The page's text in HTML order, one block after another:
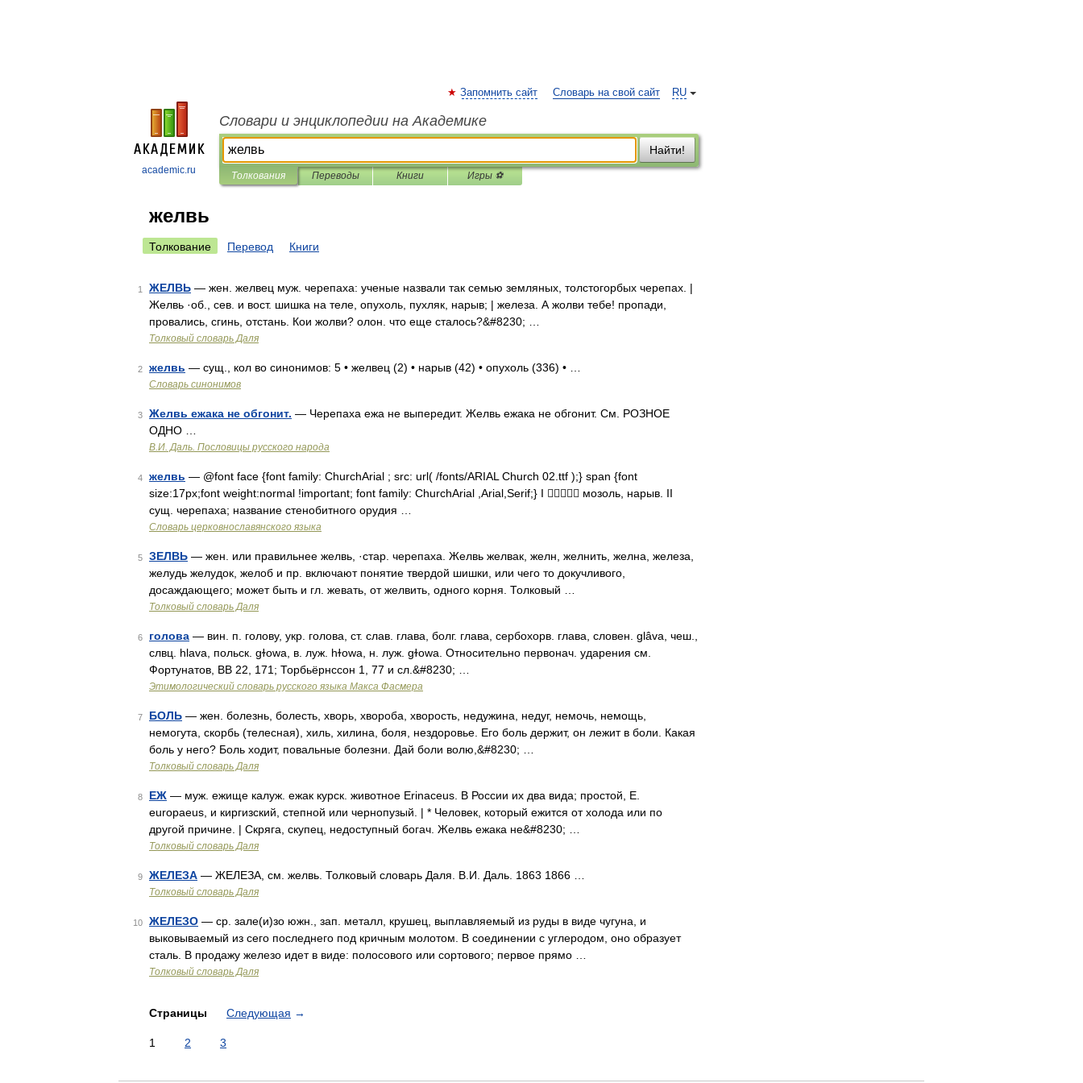
academic.ru
RU
Запомнить сайт Словарь на свой сайт
Словари и энциклопедии на Академике
Найти!
Толкования Переводы Книги Игры ⚽
желвь
Толкование Перевод Книги
1 ЖЕЛВЬ — жен. желвец муж. черепаха: ученые назвали так семью земляных, толстогорбых черепах. |
Желвь ·об., сев. и вост. шишка на теле, опухоль, пухляк, нарыв; | железа. А жолви тебе! пропади,
провались, сгинь, отстань. Кои жолви? олон. что еще сталось?&#8230; …
Толковый словарь Даля
2 желвь — сущ., кол во синонимов: 5 • желвец (2) • нарыв (42) • опухоль (336) • …
Словарь синонимов
3 Желвь ежака не обгонит. — Черепаха ежа не выпередит. Желвь ежака не обгонит. См. РОЗНОЕ
ОДНО …
В.И. Даль. Пословицы русского народа
4 желвь — @font face {font family: ChurchArial ; src: url( /fonts/ARIAL Church 02.ttf );} span {font
size:17px;font weight:normal !important; font family: ChurchArial ,Arial,Serif;} I  мозоль, нарыв. II
сущ. черепаха; название стенобитного орудия …
Словарь церковнославянского языка
5 ЗЕЛВЬ — жен. или правильнее желвь, ·стар. черепаха. Желвь желвак, желн, желнить, желна, железа,
желудь желудок, желоб и пр. включают понятие твердой шишки, или чего то докучливого,
досаждающего; может быть и гл. жевать, от желвить, одного корня. Толковый …
Толковый словарь Даля
6 голова — вин. п. голову, укр. голова, ст. слав. глава, болг. глава, сербохорв. глава, словен. glâva, чеш.,
слвц. hlava, польск. gɫowa, в. луж. hɫowa, н. луж. gɫowa. Относительно первонач. ударения см.
Фортунатов, ВВ 22, 171; Торбьёрнссон 1, 77 и сл.&#8230; …
Этимологический словарь русского языка Макса Фасмера
7 БОЛЬ — жен. болезнь, болесть, хворь, хвороба, хворость, недужина, недуг, немочь, немощь,
немогута, скорбь (телесная), хиль, хилина, боля, нездоровье. Его боль держит, он лежит в боли. Какая
боль у него? Боль ходит, повальные болезни. Дай боли волю,&#8230; …
Толковый словарь Даля
8 ЕЖ — муж. ежище калуж. ежак курск. животное Erinaceus. В России их два вида; простой, Е.
europaeus, и киргизский, степной или чернопузый. | * Человек, который ежится от холода или по
другой причине. | Скряга, скупец, недоступный богач. Желвь ежака не&#8230; …
Толковый словарь Даля
9 ЖЕЛЕЗА — ЖЕЛЕЗА, см. желвь. Толковый словарь Даля. В.И. Даль. 1863 1866 …
Толковый словарь Даля
10 ЖЕЛЕЗО — ср. зале(и)зо южн., зап. металл, крушец, выплавляемый из руды в виде чугуна, и
выковываемый из сего последнего под кричным молотом. В соединении с углеродом, оно образует
сталь. В продажу железо идет в виде: полосового или сортового; первое прямо …
Толковый словарь Даля
Страницы Следующая →
1 2 3